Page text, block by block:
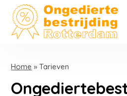
Home »Tarieven